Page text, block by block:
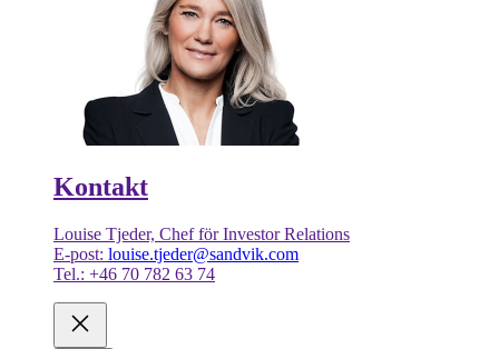
Kontakt
Louise Tjeder, Chef för Investor Relations
E-post: louise.tjeder@sandvik.com
Tel.: +46 70 782 63 74